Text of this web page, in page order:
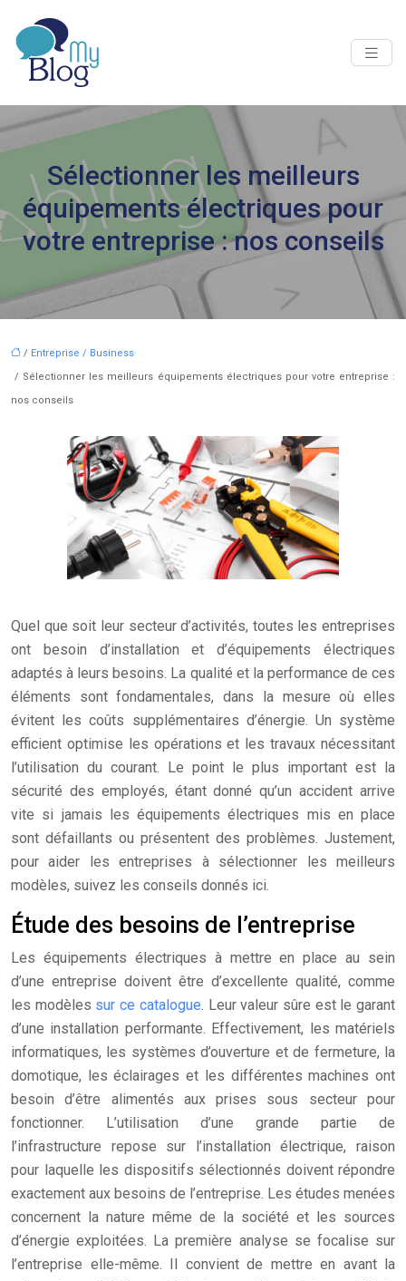
Sélectionner les meilleurs
équipements électriques pour
votre entreprise : nos conseils
/ Entreprise / Business
/ Sélectionner les meilleurs équipements électriques pour votre entreprise :
nos conseils
Quel que soit leur secteur d’activités, toutes les entreprises
ont besoin d’installation et d’équipements électriques
adaptés à leurs besoins. La qualité et la performance de ces
éléments sont fondamentales, dans la mesure où elles
évitent les coûts supplémentaires d’énergie. Un système
efficient optimise les opérations et les travaux nécessitant
l’utilisation du courant. Le point le plus important est la
sécurité des employés, étant donné qu’un accident arrive
vite si jamais les équipements électriques mis en place
sont défaillants ou présentent des problèmes. Justement,
pour aider les entreprises à sélectionner les meilleurs
modèles, suivez les conseils donnés ici.
Étude des besoins de l’entreprise
Les équipements électriques à mettre en place au sein
d’une entreprise doivent être d’excellente qualité, comme
les modèles sur ce catalogue. Leur valeur sûre est le garant
d’une installation performante. Effectivement, les matériels
informatiques, les systèmes d’ouverture et de fermeture, la
domotique, les éclairages et les différentes machines ont
besoin d’être alimentés aux prises sous secteur pour
fonctionner. L’utilisation d’une grande partie de
l’infrastructure repose sur l’installation électrique, raison
pour laquelle les dispositifs sélectionnés doivent répondre
exactement aux besoins de l’entreprise. Les études menées
concernent la nature même de la société et les sources
d’énergie exploitées. La première analyse se focalise sur
l’entreprise elle-même. Il convient de mettre en avant la